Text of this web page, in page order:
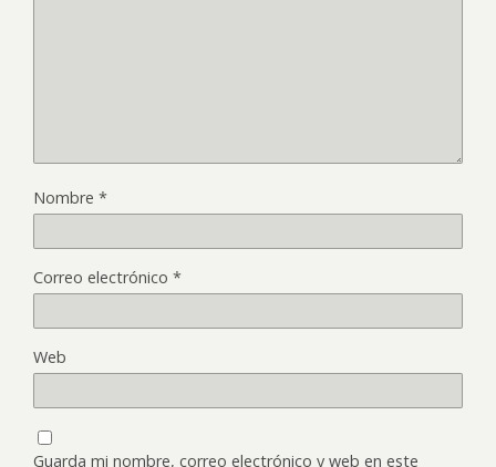
Nombre *
Correo electrónico *
Web
Guarda mi nombre, correo electrónico y web en este